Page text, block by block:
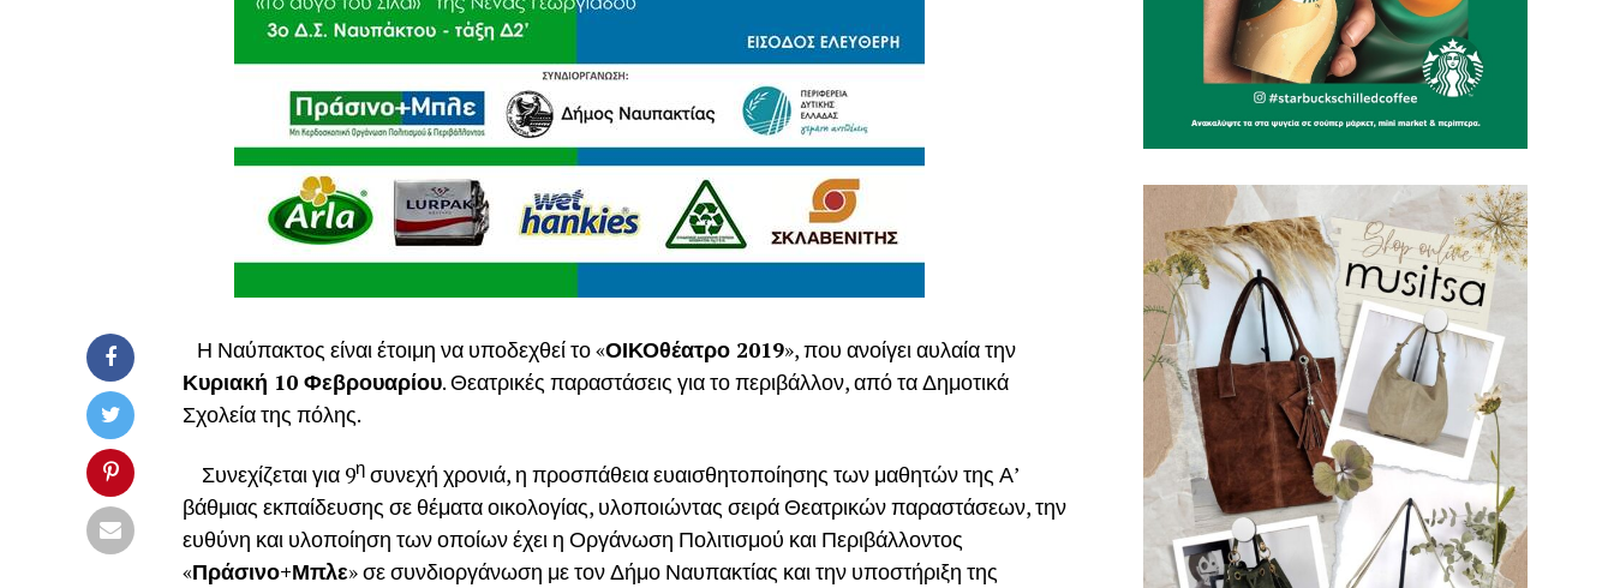
Η Ναύπακτος είναι έτοιμη να υποδεχθεί το «ΟΙΚΟθέατρο 2019», που ανοίγει αυλαία την
Κυριακή 10 Φεβρουαρίου. Θεατρικές παραστάσεις για το περιβάλλον, από τα Δημοτικά
Σχολεία της πόλης.
Συνεχίζεται για 9η συνεχή χρονιά, η προσπάθεια ευαισθητοποίησης των μαθητών της Α’
βάθμιας εκπαίδευσης σε θέματα οικολογίας, υλοποιώντας σειρά Θεατρικών παραστάσεων, την
ευθύνη και υλοποίηση των οποίων έχει η Οργάνωση Πολιτισμού και Περιβάλλοντος
«Πράσινο+Μπλε» σε συνδιοργάνωση με τον Δήμο Ναυπακτίας και την υποστήριξη της